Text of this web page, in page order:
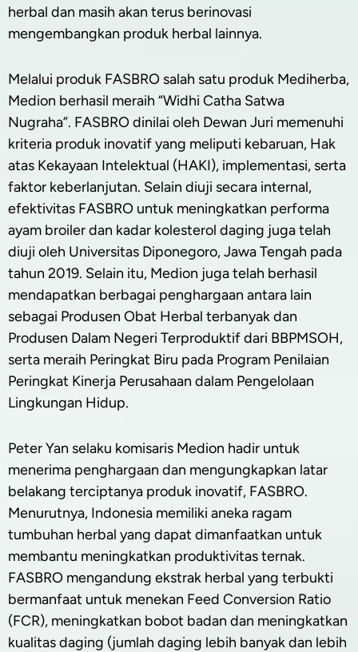
herbal dan masih akan terus berinovasi
mengembangkan produk herbal lainnya.
Melalui produk FASBRO salah satu produk Mediherba,
Medion berhasil meraih “Widhi Catha Satwa
Nugraha”. FASBRO dinilai oleh Dewan Juri memenuhi
kriteria produk inovatif yang meliputi kebaruan, Hak
atas Kekayaan Intelektual (HAKI), implementasi, serta
faktor keberlanjutan. Selain diuji secara internal,
efektivitas FASBRO untuk meningkatkan performa
ayam broiler dan kadar kolesterol daging juga telah
diuji oleh Universitas Diponegoro, Jawa Tengah pada
tahun 2019. Selain itu, Medion juga telah berhasil
mendapatkan berbagai penghargaan antara lain
sebagai Produsen Obat Herbal terbanyak dan
Produsen Dalam Negeri Terproduktif dari BBPMSOH,
serta meraih Peringkat Biru pada Program Penilaian
Peringkat Kinerja Perusahaan dalam Pengelolaan
Lingkungan Hidup.
Peter Yan selaku komisaris Medion hadir untuk
menerima penghargaan dan mengungkapkan latar
belakang terciptanya produk inovatif, FASBRO.
Menurutnya, Indonesia memiliki aneka ragam
tumbuhan herbal yang dapat dimanfaatkan untuk
membantu meningkatkan produktivitas ternak.
FASBRO mengandung ekstrak herbal yang terbukti
bermanfaat untuk menekan Feed Conversion Ratio
(FCR), meningkatkan bobot badan dan meningkatkan
kualitas daging (jumlah daging lebih banyak dan lebih